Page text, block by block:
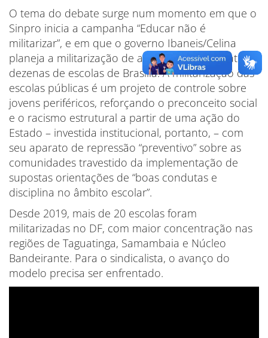
O tema do debate surge num momento em que o
Sinpro inicia a campanha “Educar não é
militarizar”, e em que o governo Ibaneis/Celina
planeja a militarização de ao menos mais quatro
dezenas de escolas de Brasília. A militarização das
escolas públicas é um projeto de controle sobre
jovens periféricos, reforçando o preconceito social
e o racismo estrutural a partir de uma ação do
Estado – investida institucional, portanto, – com
seu aparato de repressão “preventivo” sobre as
comunidades travestido da implementação de
supostas orientações de “boas condutas e
disciplina no âmbito escolar”.
Desde 2019, mais de 20 escolas foram
militarizadas no DF, com maior concentração nas
regiões de Taguatinga, Samambaia e Núcleo
Bandeirante. Para o sindicalista, o avanço do
modelo precisa ser enfrentado.